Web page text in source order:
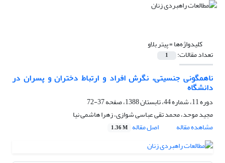
کلیدواژه‌ها =پیتر بلاو
تعداد مقالات: 1
ناهمگونی جنسیتی، نگرش افراد و ارتباط دختران و پسران در
دانشگاه
دوره 11، شماره 44، تابستان 1388، صفحه
37-72
مجید موحد، محمد تقی عباسی شوازی، زهرا هاشمی نیا
مشاهده مقاله
اصل مقاله 1.36 M